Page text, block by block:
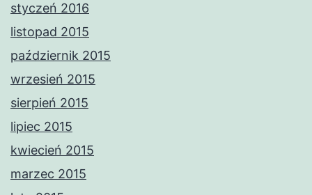
styczeń 2016
listopad 2015
październik 2015
wrzesień 2015
sierpień 2015
lipiec 2015
kwiecień 2015
marzec 2015